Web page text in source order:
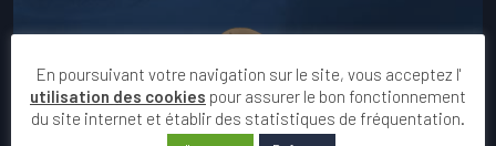
En poursuivant votre navigation sur le site, vous acceptez l'
utilisation des cookies pour assurer le bon fonctionnement
du site internet et établir des statistiques de fréquentation.